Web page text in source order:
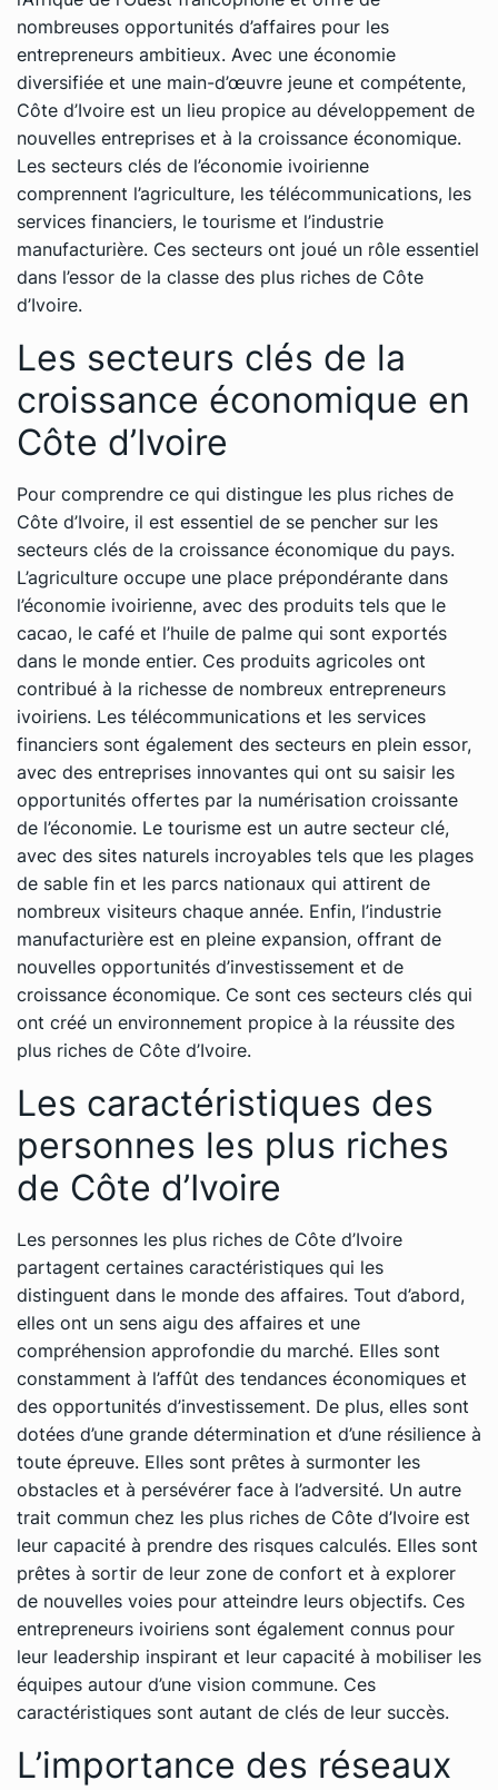
nombreuses opportunités d’affaires pour les
entrepreneurs ambitieux. Avec une économie
diversifiée et une main-d’œuvre jeune et compétente,
Côte d’Ivoire est un lieu propice au développement de
nouvelles entreprises et à la croissance économique.
Les secteurs clés de l’économie ivoirienne
comprennent l’agriculture, les télécommunications, les
services financiers, le tourisme et l’industrie
manufacturière. Ces secteurs ont joué un rôle essentiel
dans l’essor de la classe des plus riches de Côte
d’Ivoire.
Les secteurs clés de la
croissance économique en
Côte d’Ivoire
Pour comprendre ce qui distingue les plus riches de
Côte d’Ivoire, il est essentiel de se pencher sur les
secteurs clés de la croissance économique du pays.
L’agriculture occupe une place prépondérante dans
l’économie ivoirienne, avec des produits tels que le
cacao, le café et l’huile de palme qui sont exportés
dans le monde entier. Ces produits agricoles ont
contribué à la richesse de nombreux entrepreneurs
ivoiriens. Les télécommunications et les services
financiers sont également des secteurs en plein essor,
avec des entreprises innovantes qui ont su saisir les
opportunités offertes par la numérisation croissante
de l’économie. Le tourisme est un autre secteur clé,
avec des sites naturels incroyables tels que les plages
de sable fin et les parcs nationaux qui attirent de
nombreux visiteurs chaque année. Enfin, l’industrie
manufacturière est en pleine expansion, offrant de
nouvelles opportunités d’investissement et de
croissance économique. Ce sont ces secteurs clés qui
ont créé un environnement propice à la réussite des
plus riches de Côte d’Ivoire.
Les caractéristiques des
personnes les plus riches
de Côte d’Ivoire
Les personnes les plus riches de Côte d’Ivoire
partagent certaines caractéristiques qui les
distinguent dans le monde des affaires. Tout d’abord,
elles ont un sens aigu des affaires et une
compréhension approfondie du marché. Elles sont
constamment à l’affût des tendances économiques et
des opportunités d’investissement. De plus, elles sont
dotées d’une grande détermination et d’une résilience à
toute épreuve. Elles sont prêtes à surmonter les
obstacles et à persévérer face à l’adversité. Un autre
trait commun chez les plus riches de Côte d’Ivoire est
leur capacité à prendre des risques calculés. Elles sont
prêtes à sortir de leur zone de confort et à explorer
de nouvelles voies pour atteindre leurs objectifs. Ces
entrepreneurs ivoiriens sont également connus pour
leur leadership inspirant et leur capacité à mobiliser les
équipes autour d’une vision commune. Ces
caractéristiques sont autant de clés de leur succès.
L’importance des réseaux